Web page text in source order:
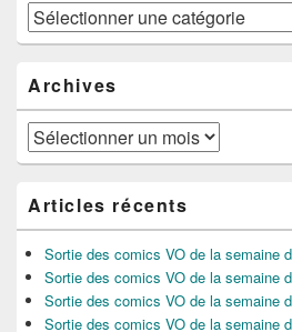
Catégories
Archives
Archives
Articles récents
Sortie des comics VO de la semaine
Sortie des comics VO de la semaine
Sortie des comics VO de la semaine
Sortie des comics VO de la semaine